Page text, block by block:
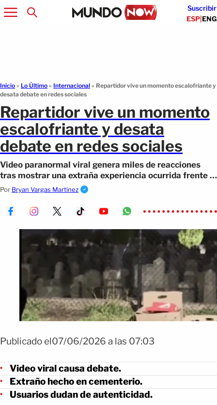
Suscribir
ESP|ENG
Inicio » Lo Último » Internacional » Repartidor vive un momento escalofriante y
desata debate en redes sociales
Repartidor vive un momento
escalofriante y desata
debate en redes sociales
Video paranormal viral genera miles de reacciones
tras mostrar una extraña experiencia ocurrida frente a
un cementerio
Por Bryan Vargas Martinez
Publicado el07/06/2026 a las 07:03
Video viral causa debate.
Extraño hecho en cementerio.
Usuarios dudan de autenticidad.